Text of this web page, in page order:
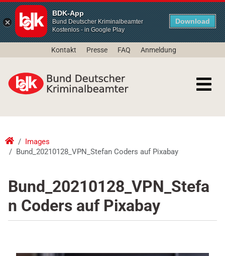
BDK-App
Bund Deutscher Kriminalbeamter
Kostenlos - in Google Play
Download
Kontakt Presse FAQ Anmeldung
Images
Bund_20210128_VPN_Stefan Coders auf Pixabay
Bund_20210128_VPN_Stefa
n Coders auf Pixabay